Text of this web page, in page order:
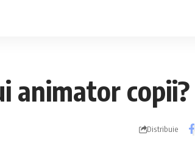
animator copii?
Distribuie